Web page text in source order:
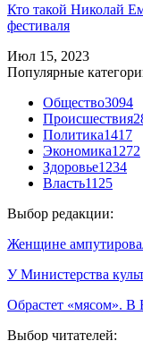
Кто такой Николай
фестиваля
Июл 15, 2023
Популярные
Общество3094
Происшествия
Политика1417
Экономика1272
Здоровье1234
Власть1125
Выбор редакции:
Женщине
У Министерства
Обрастет «мясом». В
Выбор читателей: